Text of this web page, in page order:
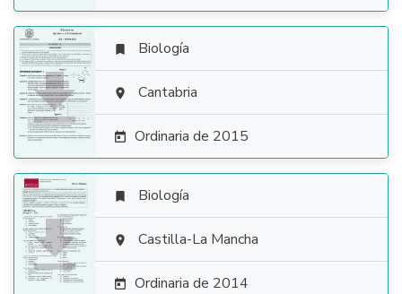

 Biología
 Cantabria
 Ordinaria de 2015

 Biología
 Castilla-La Mancha
 Ordinaria de 2014